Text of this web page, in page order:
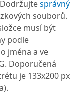
Dodržujtesprávný
souborů.
musí být
podle
jména a ve
Doporučená
je 133x200 px